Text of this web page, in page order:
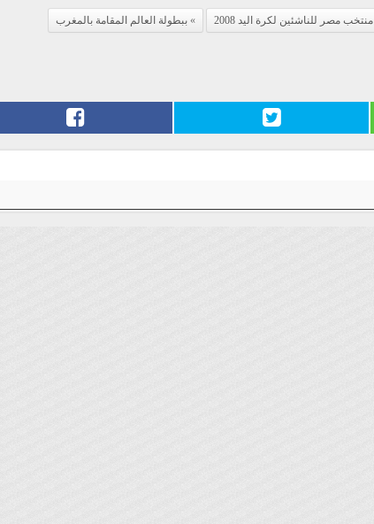
منتخب مصر للناشئين لكرة اليد 2008
ببطولة العالم المقامة بالمغرب